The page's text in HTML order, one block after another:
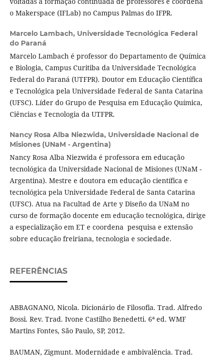
o Makerspace (IFLab) no Campus Palmas do IFPR.
Marcelo Lambach, Universidade Tecnológica Federal
do Paraná
Marcelo Lambach é professor do Departamento de Química
e Biologia, Campus Curitiba da Universidade Tecnológica
Federal do Paraná (UTFPR). Doutor em Educação Científica
e Tecnológica pela Universidade Federal de Santa Catarina
(UFSC). Líder do Grupo de Pesquisa em Educação Química,
Ciências e Tecnologia da UTFPR.
Nancy Rosa Alba Niezwida, Universidade Nacional de
Misiones (UNaM - Argentina)
Nancy Rosa Alba Niezwida é professora em educação
tecnológica da Universidade Nacional de Misiones (UNaM -
Argentina). Mestre e doutora em educação científica e
tecnológica pela Universidade Federal de Santa Catarina
(UFSC). Atua na Facultad de Arte y Diseño da UNaM no
curso de formação docente em educação tecnológica, dirige
a especialização em ET e coordena pesquisa e extensão
sobre educação freiriana, tecnologia e sociedade.
REFERÊNCIAS
ABBAGNANO, Nicola. Dicionário de Filosofia. Trad. Alfredo
Bossi. Rev. Trad. Ivone Castilho Benedetti. 6ª ed. WMF
Martins Fontes, São Paulo, SP, 2012.
BAUMAN, Zigmunt. Modernidade e ambivalência. Trad.